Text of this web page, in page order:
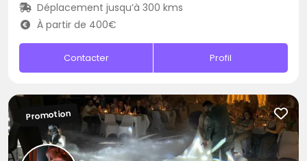
Déplacement jusqu’à 300 kms
À partir de 400€
Contacter Profil
Promotion